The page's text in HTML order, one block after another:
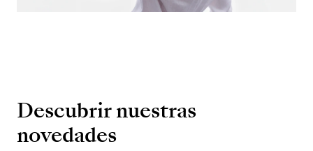
Descubrir nuestras
novedades